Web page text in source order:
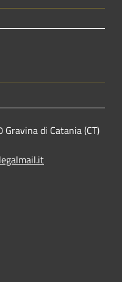
di Catania (CT)